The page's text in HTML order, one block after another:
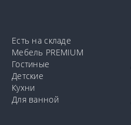
Есть на складе
Мебель PREMIUM
Гостиные
Детские
Кухни
Для ванной